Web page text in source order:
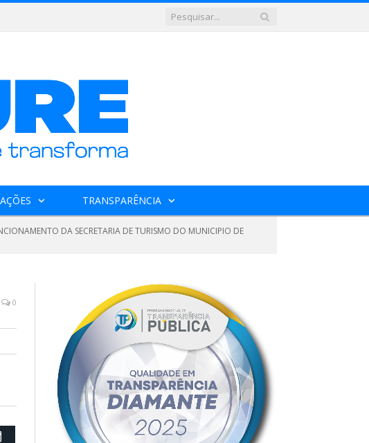
TRANSPARÊNCIA
DA SECRETARIA DE TURISMO DO MUNICIPIO DE
0
Email